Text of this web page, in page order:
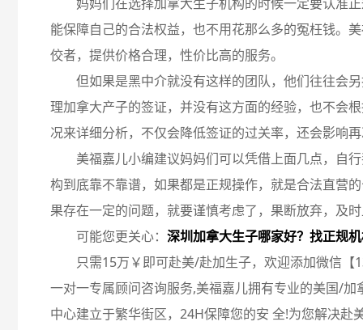
能保障自己的合法权益，也不用花那么多的冤枉钱。
佼者，提供价格合理，性价比高的服务。
但如果是黑中介就没有这样的团队，他们往往会
理加拿大产子的签证，并没有这方面的经验，也不会
况来详细分析，不仅会降低签证的过关率，还会影响
美福嘉儿小编建议妈妈们可以凭借上面几点，自
构到底靠不靠谱，如果都是正规操作，就是合法直营
果存在一定的问题，就要谨慎考虑了，果断放弃，及
可能您更关心： 深圳加拿大生子哪家好？找正规
只需15万￥即可赴美/赴加生子，欢迎添加微信【
一对一专属顾问咨询服务,美福嘉儿拥有专业的美国/加
中心建立于繁华街区，24H保障您的安 全!为您解决赴